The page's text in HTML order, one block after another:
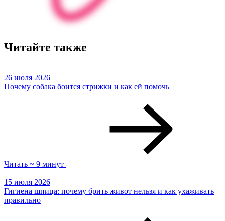
Читайте также
26 июля 2026
Почему собака боится стрижки и как ей помочь
Читать ~ 9 минут
15 июля 2026
Гигиена шпица: почему брить живот нельзя и как ухаживать
правильно